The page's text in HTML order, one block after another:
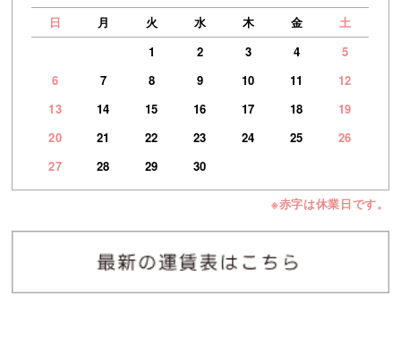
日
月 火 水 木 金
土
1
2 3 4
5
6
7 8 9 10 11
12
13
14 15 16 17 18
19
20
21 22 23 24 25
26
27
28 29 30
※赤字は休業日です。